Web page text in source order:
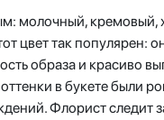
молочный, кремовый,
цвет так популярен:
образа и красиво
в букете были
Флорист следит